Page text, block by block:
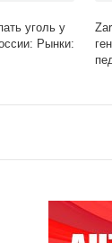
уголь у
Рынки: